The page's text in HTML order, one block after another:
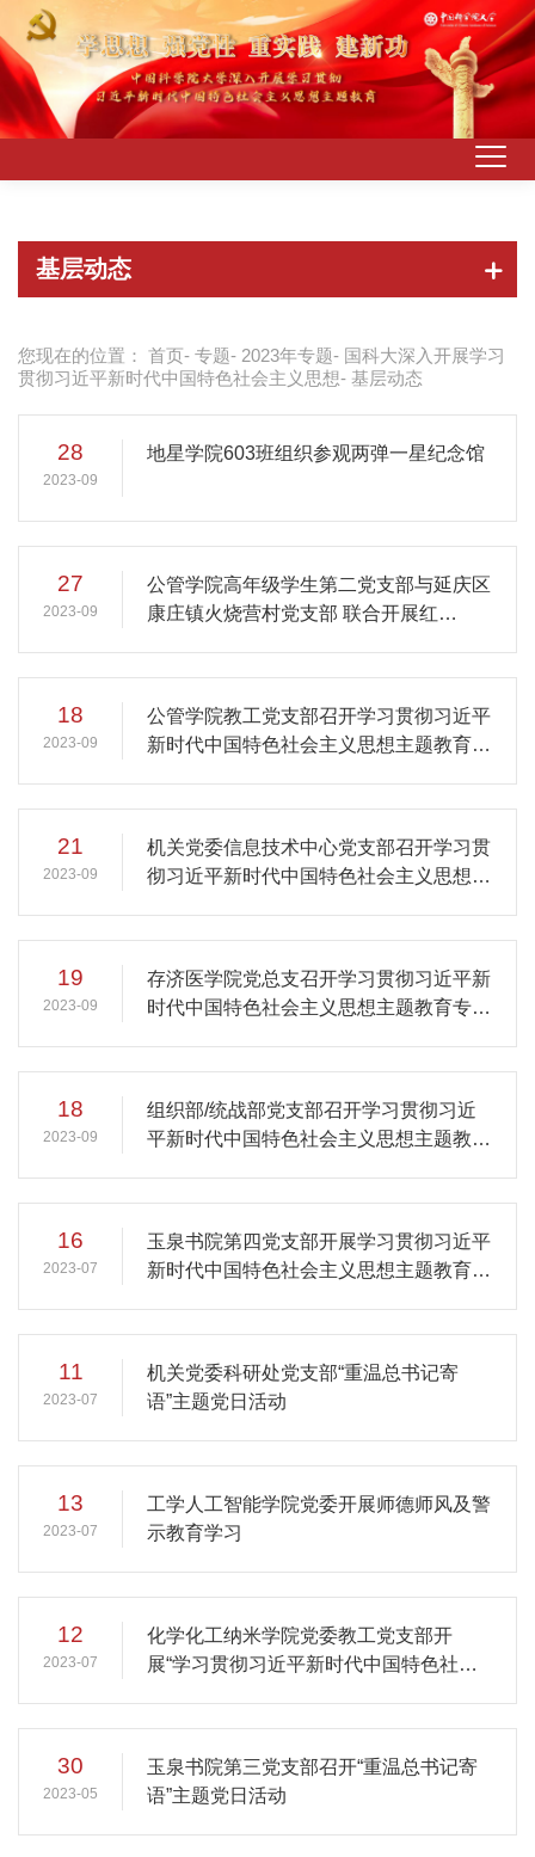
基层动态
您现在的位置： 首页- 专题- 2023年专题- 国科大深入开展学习
贯彻习近平新时代中国特色社会主义思想- 基层动态
28
2023-09
地星学院603班组织参观两弹一星纪念馆
27
2023-09
公管学院高年级学生第二党支部与延庆区
康庄镇火烧营村党支部 联合开展红
18
2023-09
公管学院教工党支部召开学习贯彻习近平
新时代中国特色社会主义思想主题教育专
21
2023-09
机关党委信息技术中心党支部召开学习贯
彻习近平新时代中国特色社会主义思想主
19
2023-09
存济医学院党总支召开学习贯彻习近平新
时代中国特色社会主义思想主题教育专题
18
2023-09
组织部/统战部党支部召开学习贯彻习近
平新时代中国特色社会主义思想主题教育
16
2023-07
玉泉书院第四党支部开展学习贯彻习近平
新时代中国特色社会主义思想主题教育专
11
2023-07
机关党委科研处党支部“重温总书记寄
语”主题党日活动
13
2023-07
工学人工智能学院党委开展师德师风及警
示教育学习
12
2023-07
化学化工纳米学院党委教工党支部开
展“学习贯彻习近平新时代中国特色社会
30
2023-05
玉泉书院第三党支部召开“重温总书记寄
语”主题党日活动